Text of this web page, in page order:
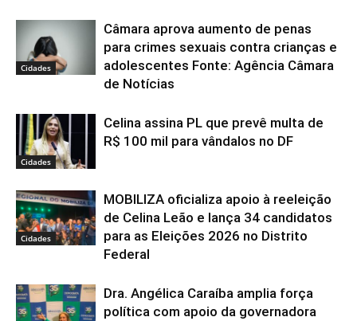
Cidades
Câmara aprova aumento de penas
para crimes sexuais contra crianças e
adolescentes Fonte: Agência Câmara
de Notícias
Cidades
Celina assina PL que prevê multa de
R$ 100 mil para vândalos no DF
Cidades
MOBILIZA oficializa apoio à reeleição
de Celina Leão e lança 34 candidatos
para as Eleições 2026 no Distrito
Federal
Dra. Angélica Caraíba amplia força
política com apoio da governadora